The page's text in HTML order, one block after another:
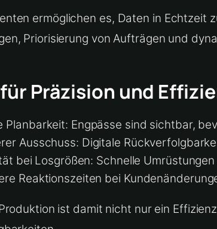
ermöglichen es, Daten in
Priorisierung von Aufträgen und
Präzision und
Planbarkeit: Engpässe sind sichtbar,
Ausschuss: Digitale
bei Losgrößen: Schnelle
Reaktionszeiten bei
ist damit nicht nur ein